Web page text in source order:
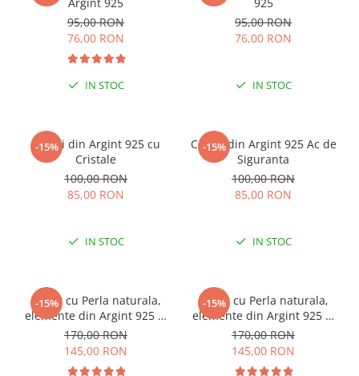
95,00 RON
76,00 RON
IN STOC
95,00 RON
76,00 RON
IN STOC
-15%
Cercei din Argint 925 cu
Cristale
100,00 RON
85,00 RON
IN STOC
-15%
Cercei din Argint 925 Ac de
Siguranta
100,00 RON
85,00 RON
IN STOC
-15%
Colier cu Perla naturala,
elemente din Argint 925 si
margele Miyuki, multicolor
170,00 RON
145,00 RON
-15%
Colier cu Perla naturala,
elemente din Argint 925 si
margele Miyuki, verde/kiwi
170,00 RON
145,00 RON